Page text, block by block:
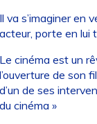
va s’imaginer en
porte en lui
cinéma est un
de son
de ses
cinéma »